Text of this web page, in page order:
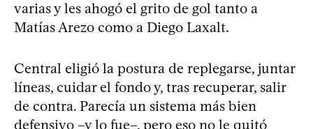
varias y les ahogó el grito de gol tanto a
Matías Arezo como a Diego Laxalt.
Central eligió la postura de replegarse, juntar
líneas, cuidar el fondo y, tras recuperar, salir
de contra. Parecía un sistema más bien
defensivo –y lo fue–, pero eso no le quitó